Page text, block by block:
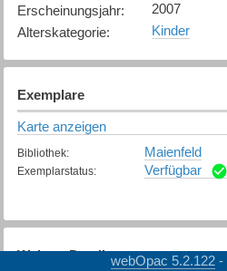
Erscheinungsjahr:
2007
Alterskategorie: Kinder
Exemplare
Karte anzeigen
Bibliothek: Maienfeld
Exemplarstatus: Verfügbar
Weitere DetailswebOpac 5.2.122 -